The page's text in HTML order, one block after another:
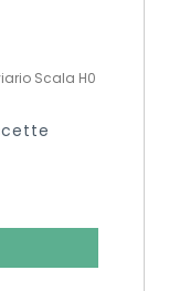
Scala H0